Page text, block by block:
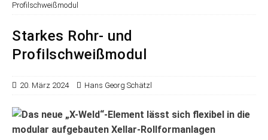
Profilschweißmodul
Starkes Rohr- und
Profilschweißmodul
20. März 2024 Hans Georg Schätzl